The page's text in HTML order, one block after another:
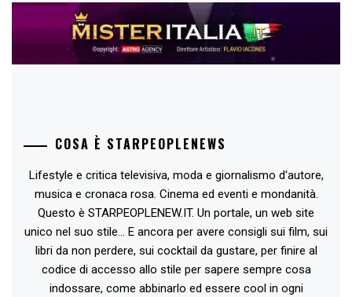
COSA È STARPEOPLENEWS
Lifestyle e critica televisiva, moda e giornalismo d'autore,
musica e cronaca rosa. Cinema ed eventi e mondanità.
Questo è STARPEOPLENEW.IT. Un portale, un web site
unico nel suo stile... E ancora per avere consigli sui film, sui
libri da non perdere, sui cocktail da gustare, per finire al
codice di accesso allo stile per sapere sempre cosa
indossare, come abbinarlo ed essere cool in ogni